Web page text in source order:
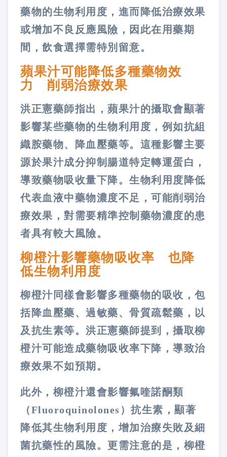
藥物的生物利用度，進而降低治療效果
或增加不良反應風險，因此在用藥期
間，飲食選擇需特別留意。
蘋果汁可能降低多種藥物效
力 削弱治療效果
洪正憲藥師指出，蘋果汁的攝取會顯著
影響某些藥物的生物利用度，例如抗組
織胺藥物、降血壓藥等。這種影響主要
源於果汁成分抑制腸道特定轉運蛋白，
導致藥物吸收量下降。生物利用度降低
代表血液中藥物濃度不足，可能削弱治
療效果，對需要精準控制藥物濃度的患
者具有較大風險。
柳橙汁影響藥物吸收率 也降
低生物利用度
柳橙汁同樣會影響多種藥物的吸收，包
括降血壓藥、過敏藥、骨質疏鬆藥，以
及抗生素等。洪正憲藥師提到，攝取柳
橙汁可能造成藥物吸收率下降，導致治
療效果不如預期。
此外，柳橙汁還會影響氟喹諾酮類
（Fluoroquinolones）抗生素，顯著
降低其生物利用度，增加治療失敗及細
菌抗藥性的風險。更需注意的是，柳橙